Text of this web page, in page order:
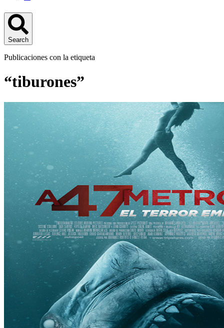
Search
Publicaciones con la etiqueta
“tiburones”